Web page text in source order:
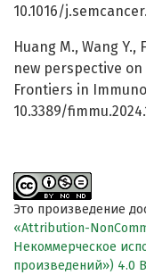
10.1016/
Huang M., Wang Y.,
new perspective
Frontiers in
10.3389/
Это произведение
«Attribution-
Некоммерческое
произведений») 4.0